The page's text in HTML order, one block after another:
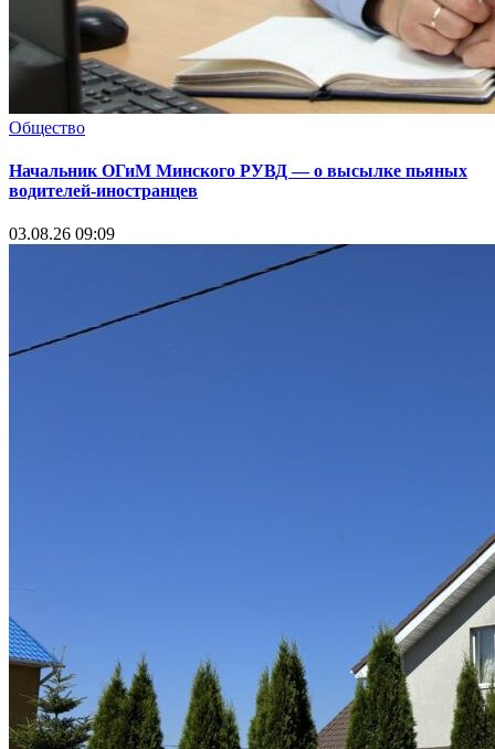
Общество
Начальник ОГиМ Минского РУВД — о высылке пьяных
водителей-иностранцев
03.08.26 09:09